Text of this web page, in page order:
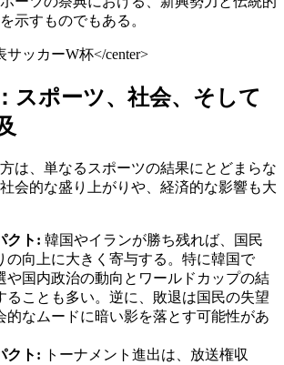
示すものでもある。
</center>
スポーツ、社会、そして
は、単なるスポーツの結果にとどまらな
会的な盛り上がりや、経済的な影響も大
クト: 韓国やイランが勝ち残れば、国民
の向上に大きく寄与する。特に韓国で
や国内政治の動向とワールドカップの結
ることも多い。逆に、敗退は国民の失望
的なムードに暗い影を落とす可能性があ
クト: トーナメント進出は、放送権収